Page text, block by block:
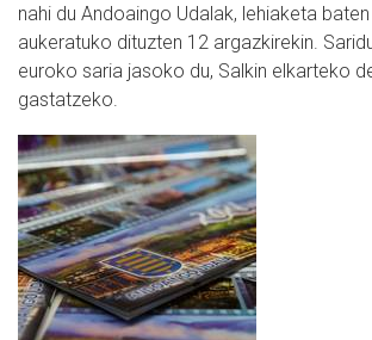
nahi du Andoaingo Udalak, lehiaketa
aukeratuko dituzten 12 argazkirekin.
euroko saria jasoko du, Salkin elkarteko
gastatzeko.